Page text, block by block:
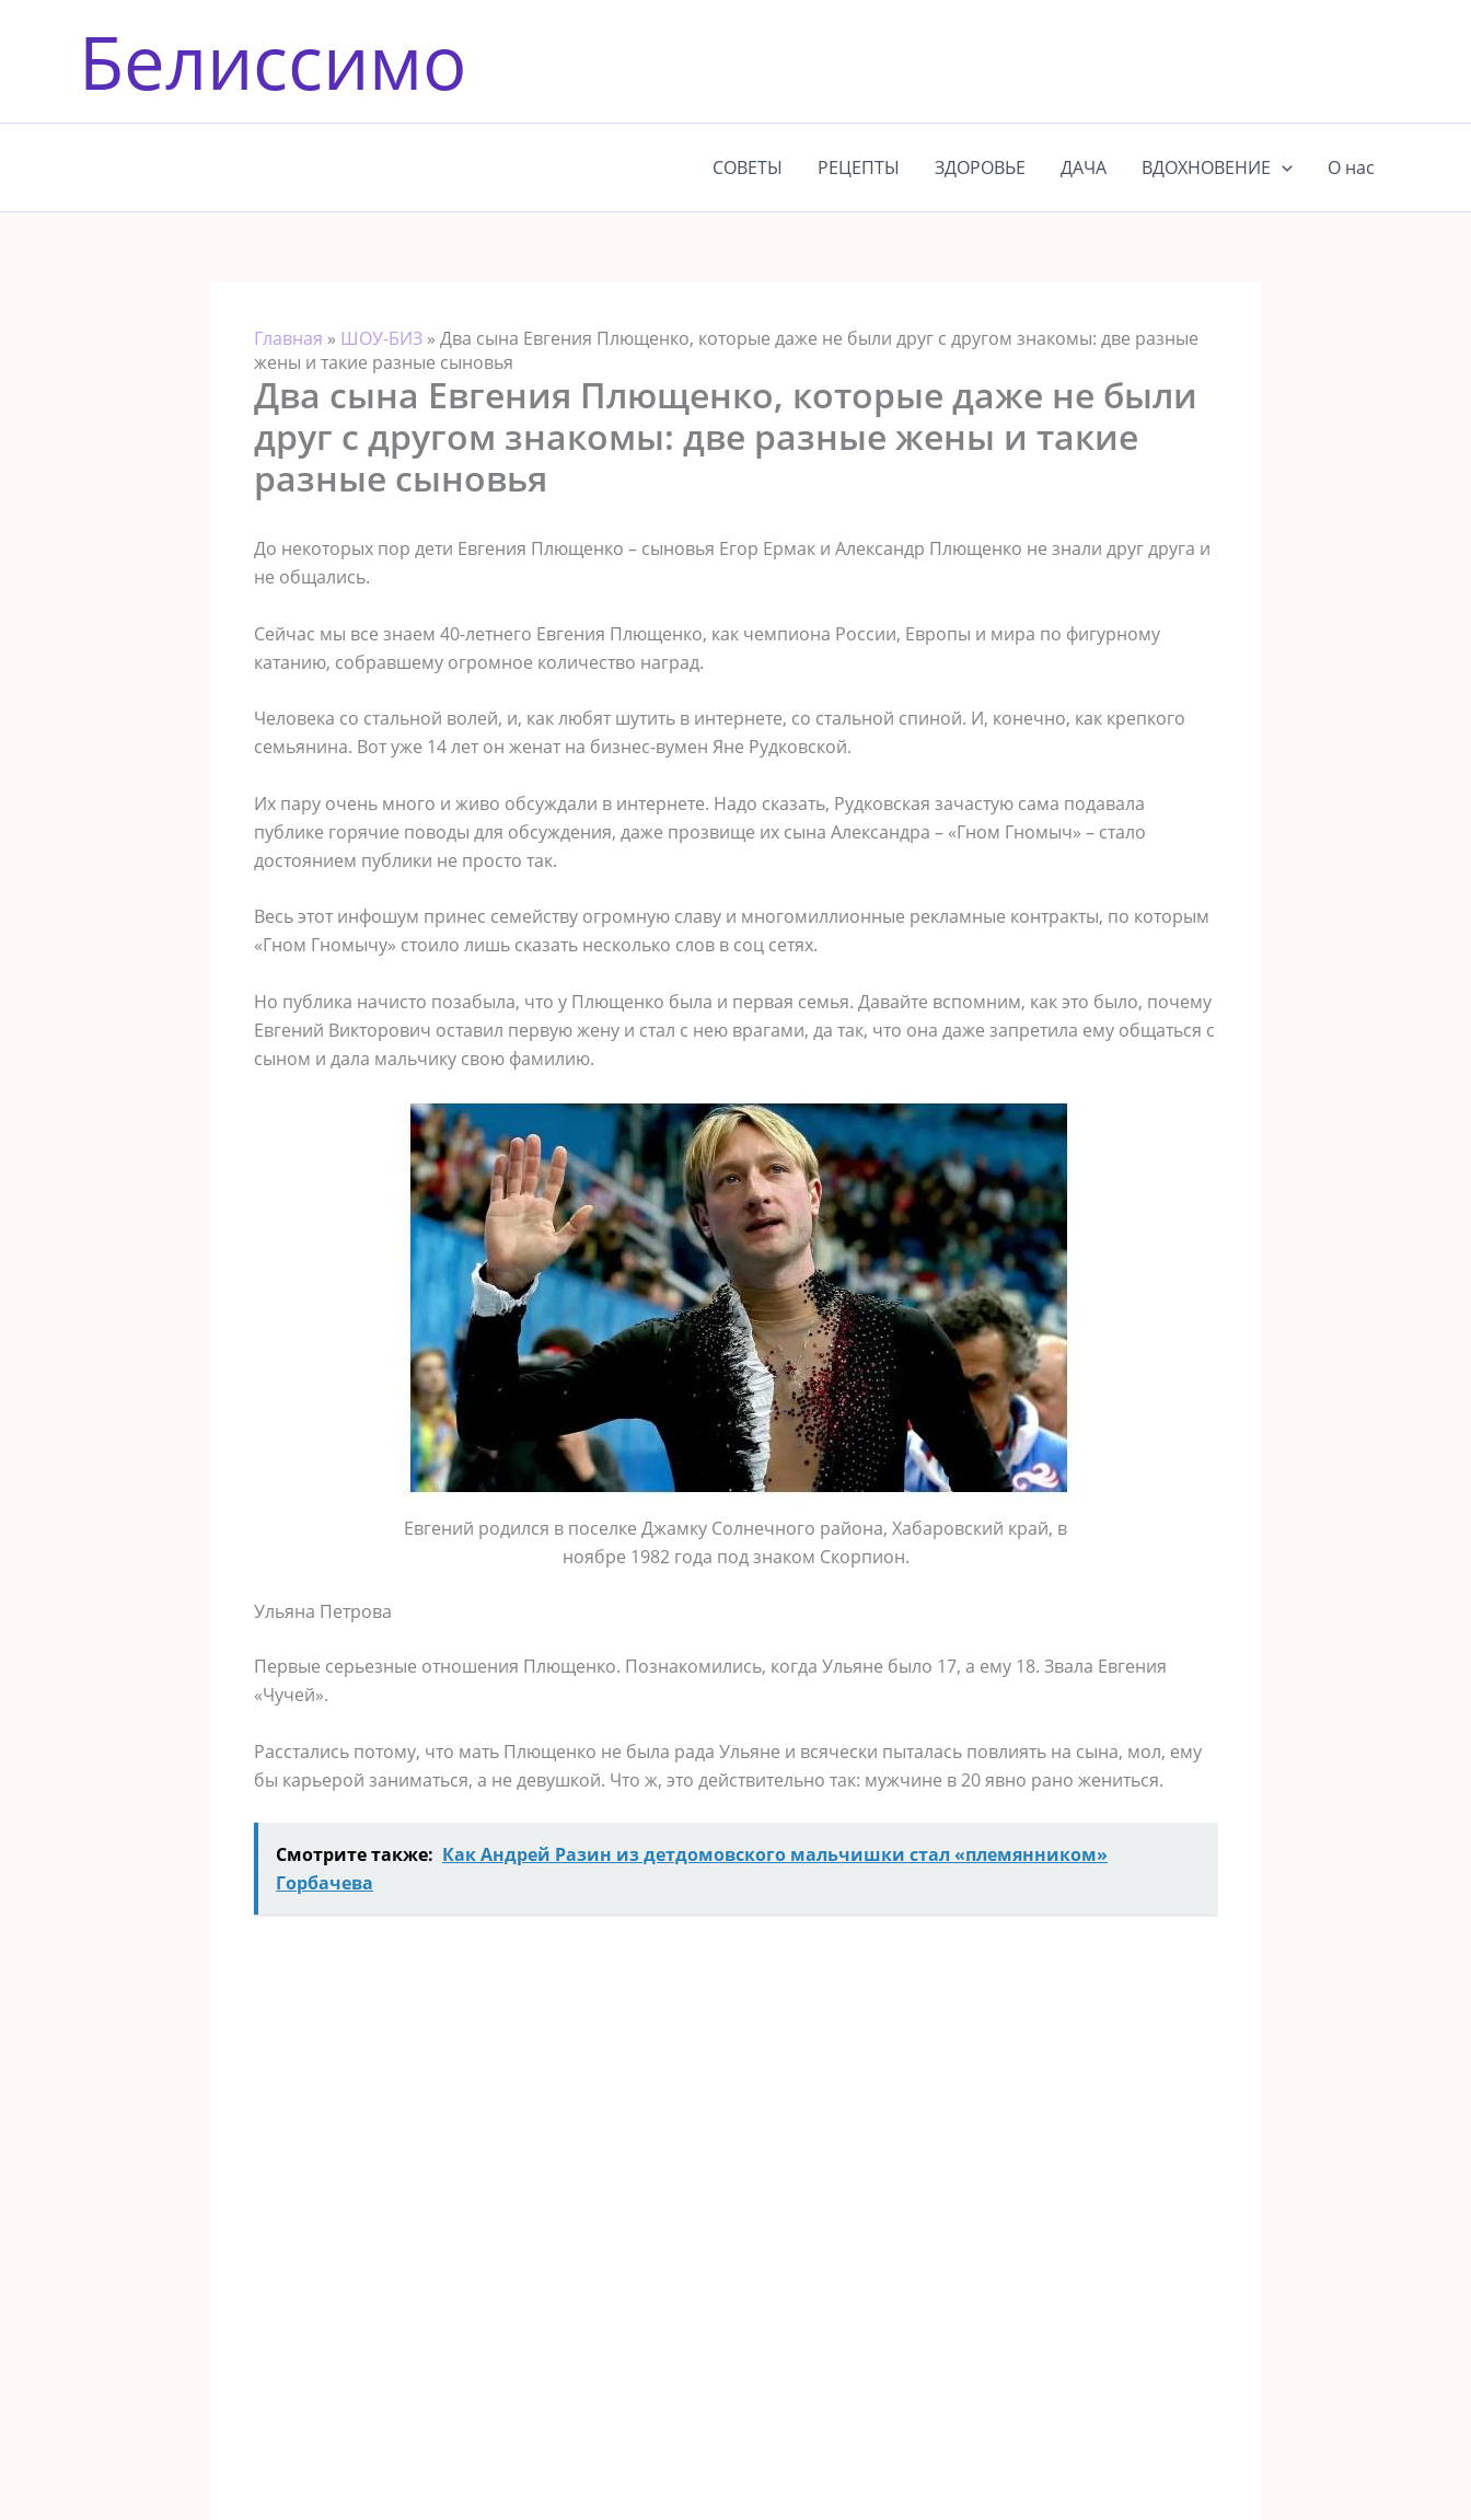
содержимомуБелиссимо
СОВЕТЫ РЕЦЕПТЫ ЗДОРОВЬЕ ДАЧА ВДОХНОВЕНИЕ О нас
Главная » ШОУ-БИЗ » Два сына Евгения Плющенко, которые даже не были друг с другом знакомы: две разные
жены и такие разные сыновья
Два сына Евгения Плющенко, которые даже не были
друг с другом знакомы: две разные жены и такие
разные сыновья
До некоторых пор дети Евгения Плющенко – сыновья Егор Ермак и Александр Плющенко не знали друг друга и
не общались.
Сейчас мы все знаем 40-летнего Евгения Плющенко, как чемпиона России, Европы и мира по фигурному
катанию, собравшему огромное количество наград.
Человека со стальной волей, и, как любят шутить в интернете, со стальной спиной. И, конечно, как крепкого
семьянина. Вот уже 14 лет он женат на бизнес-вумен Яне Рудковской.
Их пару очень много и живо обсуждали в интернете. Надо сказать, Рудковская зачастую сама подавала
публике горячие поводы для обсуждения, даже прозвище их сына Александра – «Гном Гномыч» – стало
достоянием публики не просто так.
Весь этот инфошум принес семейству огромную славу и многомиллионные рекламные контракты, по которым
«Гном Гномычу» стоило лишь сказать несколько слов в соц сетях.
Но публика начисто позабыла, что у Плющенко была и первая семья. Давайте вспомним, как это было, почему
Евгений Викторович оставил первую жену и стал с нею врагами, да так, что она даже запретила ему общаться с
сыном и дала мальчику свою фамилию.
Евгений родился в поселке Джамку Солнечного района, Хабаровский край, в
ноябре 1982 года под знаком Скорпион.
Ульяна Петрова
Первые серьезные отношения Плющенко. Познакомились, когда Ульяне было 17, а ему 18. Звала Евгения
«Чучей».
Расстались потому, что мать Плющенко не была рада Ульяне и всячески пыталась повлиять на сына, мол, ему
бы карьерой заниматься, а не девушкой. Что ж, это действительно так: мужчине в 20 явно рано жениться.
Смотрите также: Как Андрей Разин из детдомовского мальчишки стал «племянником»
Горбачева